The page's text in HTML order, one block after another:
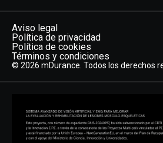
Aviso legal
Política de privacidad
Política de cookies
Términos y condiciones
© 2026 mDurance. Todos los derechos